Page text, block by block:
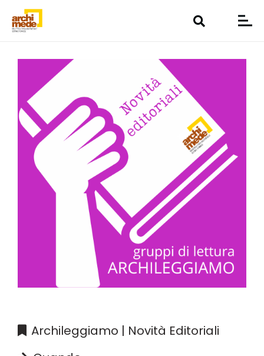
Archileggiamo | Novità Editoriali